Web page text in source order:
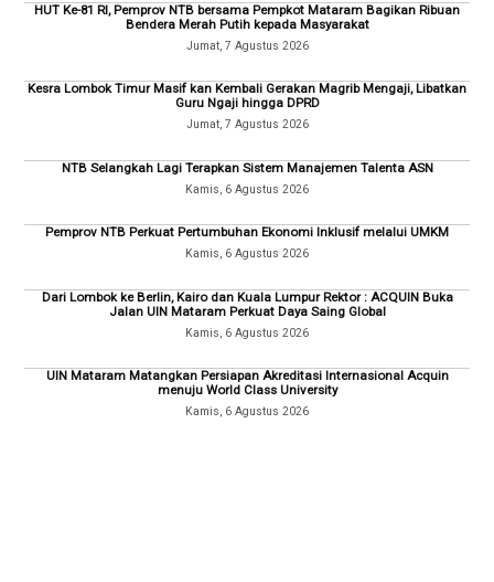
HUT Ke-81 RI, Pemprov NTB bersama Pempkot Mataram Bagikan Ribuan
Bendera Merah Putih kepada Masyarakat
Jumat, 7 Agustus 2026
Kesra Lombok Timur Masif kan Kembali Gerakan Magrib Mengaji, Libatkan
Guru Ngaji hingga DPRD
Jumat, 7 Agustus 2026
NTB Selangkah Lagi Terapkan Sistem Manajemen Talenta ASN
Kamis, 6 Agustus 2026
Pemprov NTB Perkuat Pertumbuhan Ekonomi Inklusif melalui UMKM
Kamis, 6 Agustus 2026
Dari Lombok ke Berlin, Kairo dan Kuala Lumpur Rektor : ACQUIN Buka
Jalan UIN Mataram Perkuat Daya Saing Global
Kamis, 6 Agustus 2026
UIN Mataram Matangkan Persiapan Akreditasi Internasional Acquin
menuju World Class University
Kamis, 6 Agustus 2026